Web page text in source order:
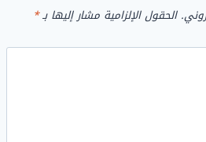
الحقول الإلزامية مشار إليها بـ*